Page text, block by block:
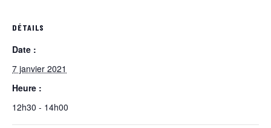
DÉTAILS
Date :
7 janvier 2021
Heure :
12h30 - 14h00